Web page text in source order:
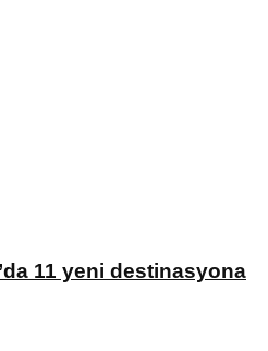
11 yeni destinasyona